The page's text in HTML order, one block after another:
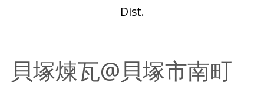
Dist.
貝塚煉瓦@貝塚市南町